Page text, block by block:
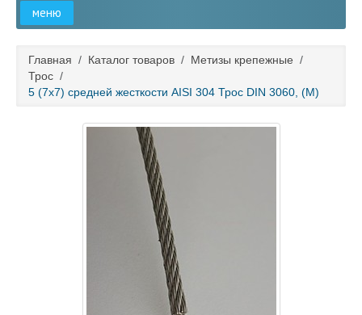
меню
О компании
Каталог товаров
Главная / Каталог товаров / Метизы крепежные /
Трос /
5 (7х7) средней жесткости AISI 304 Трос DIN 3060, (М)